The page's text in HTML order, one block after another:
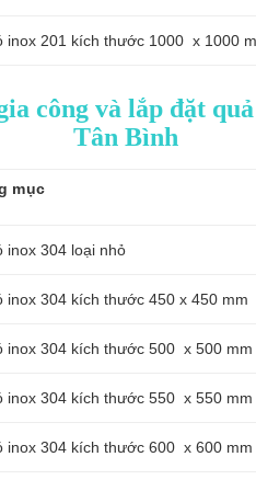
inox 201 kích thước 1000 x 1000
công và lắp đặt
Tân Bình
mục
inox 304 loại nhỏ
304 kích thước 450 x 450 mm
inox 304 kích thước 500 x 500 mm
inox 304 kích thước 550 x 550 mm
inox 304 kích thước 600 x 600 mm